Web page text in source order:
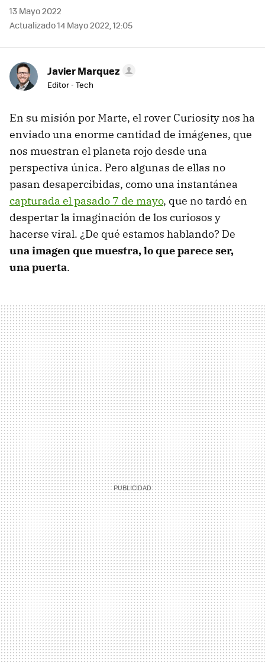
13 Mayo 2022
Actualizado 14 Mayo 2022, 12:05
Javier Marquez
Editor - Tech
En su misión por Marte, el rover Curiosity nos ha
enviado una enorme cantidad de imágenes, que
nos muestran el planeta rojo desde una
perspectiva única. Pero algunas de ellas no
pasan desapercibidas, como una instantánea
capturada el pasado 7 de mayo, que no tardó en
despertar la imaginación de los curiosos y
hacerse viral. ¿De qué estamos hablando? De
una imagen que muestra, lo que parece ser,
una puerta.